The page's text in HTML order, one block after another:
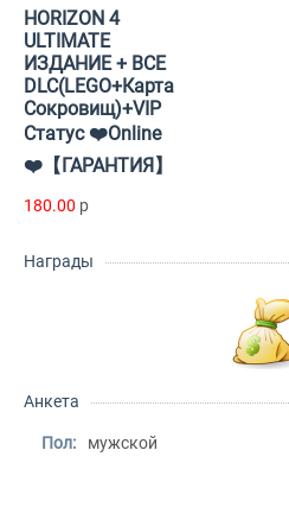
HORIZON 4
ULTIMATE
ИЗДАНИЕ + ВСЕ
DLC(LEGO+Карта
Сокровищ)+VIP
Статус ❤️Online
❤️【ГАРАНТИЯ】
180.00 p
Награды
Анкета
Пол: мужской